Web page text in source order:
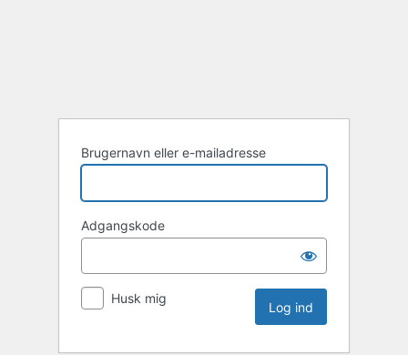
Brugernavn eller e-mailadresse
Adgangskode
Husk mig